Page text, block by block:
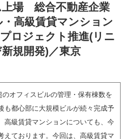
上場 総合不動産企業
高級賃貸マンション
ロジェクト推進(リニ
規開発)／東京
オフィスビルの管理・保有棟数を
も都心部に大規模ビルが続々完成予
高級賃貸マンションについても、今
えております。今回は、高級賃貸マ